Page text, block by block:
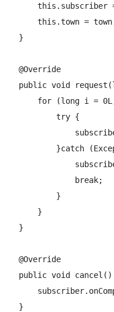
this.subscriber
this.town =
    }
    @Override
public void
for (long i =
            try {
}catch
                break;
            }
        }
    }
    @Override
public void cancel()
    }